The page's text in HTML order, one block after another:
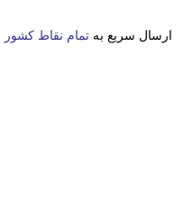
ارسال سریع به تمام نقاط کشور